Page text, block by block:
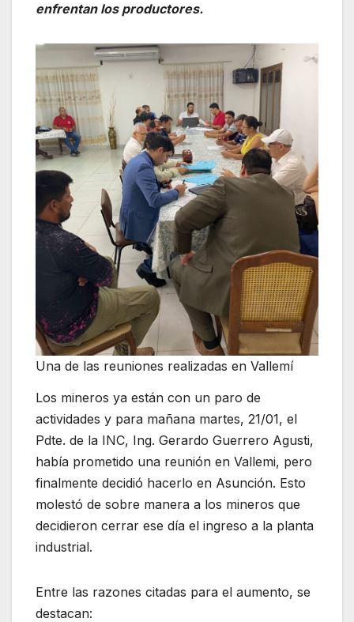
enfrentan los productores.
Una de las reuniones realizadas en Vallemí
Los mineros ya están con un paro de
actividades y para mañana martes, 21/01, el
Pdte. de la INC, Ing. Gerardo Guerrero Agusti,
había prometido una reunión en Vallemi, pero
finalmente decidió hacerlo en Asunción. Esto
molestó de sobre manera a los mineros que
decidieron cerrar ese día el ingreso a la planta
industrial.
Entre las razones citadas para el aumento, se
destacan: